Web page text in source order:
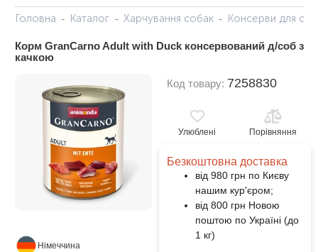
Головна Каталог Харчування собак Консерви для
Корм GranCarno Adult with Duck консервований д/соб з
качкою
Німеччина
Код товару: 7258830
Улюблені Порівняння
Безкоштовна доставка
від 980 грн по Києву
нашим кур'єром;
від 800 грн Новою
поштою по Україні (до
1 кг)